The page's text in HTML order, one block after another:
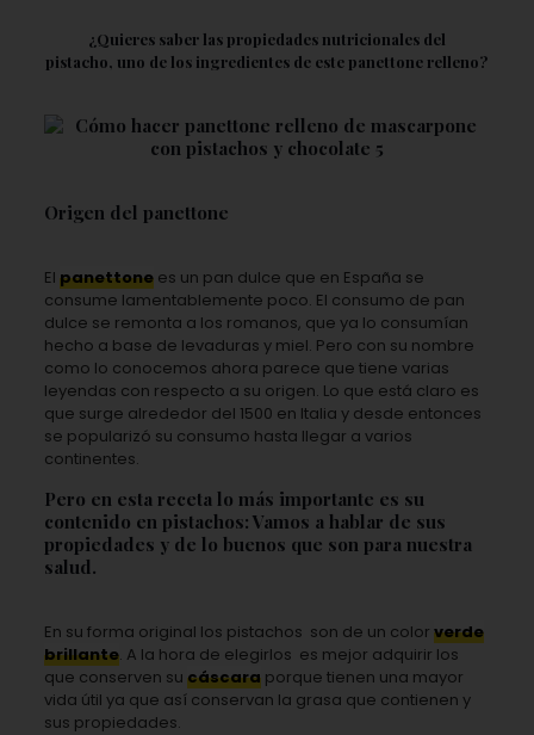
¿Quieres saber las propiedades nutricionales del
pistacho, uno de los ingredientes de este panettone relleno?
Origen del panettone
El panettonees un pan dulce que en España se
consume lamentablemente poco. El consumo de pan
dulce se remonta a los romanos, que ya lo consumían
hecho a base de levaduras y miel. Pero con su nombre
como lo conocemos ahora parece que tiene varias
leyendas con respecto a su origen. Lo que está claro es
que surge alrededor del 1500 en Italia y desde entonces
se popularizó su consumo hasta llegar a varios
continentes.
Pero en esta receta lo más importante es su
contenido en pistachos: Vamos a hablar de sus
propiedades y de lo buenos que son para nuestra
salud.
En su forma original los pistachos son de un color verde
brillante. A la hora de elegirlos es mejor adquirir los
que conserven su cáscaraporque tienen una mayor
vida útil ya que así conservan la grasa que contienen y
sus propiedades.